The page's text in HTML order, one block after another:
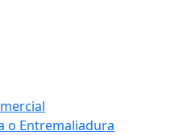
o Entremaliadura